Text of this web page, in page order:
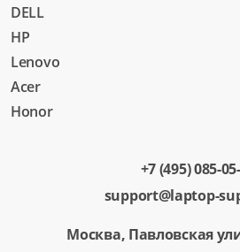
DELL
HP
Lenovo
Acer
Honor
+7 (495) 085-
support@laptop-
Москва, Павловская